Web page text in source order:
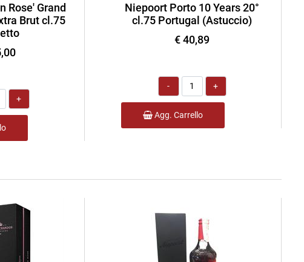
Rose' Grand
Brut cl.75
Niepoort Porto 10 Years 20°
cl.75 Portugal (Astuccio)
€ 40,89
Quantità
Agg. Carrello